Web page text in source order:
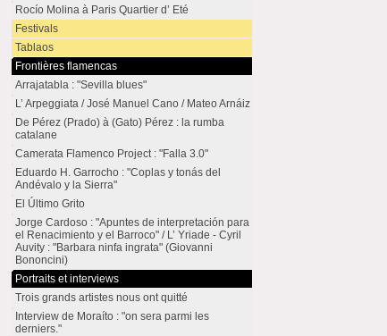
Rocío Molina à Paris Quartier d’ Eté
Festivals
Tablaos
Frontières flamencas
Arrajatabla : "Sevilla blues"
L’ Arpeggiata / José Manuel Cano / Mateo Arnáiz
De Pérez (Prado) à (Gato) Pérez : la rumba
catalane
Camerata Flamenco Project : "Falla 3.0"
Eduardo H. Garrocho : "Coplas y tonás del
Andévalo y la Sierra"
El Último Grito
Jorge Cardoso : "Apuntes de interpretación para
el Renacimiento y el Barroco" / L’ Yriade - Cyril
Auvity : "Barbara ninfa ingrata" (Giovanni
Bononcini)
Portraits et interviews
Trois grands artistes nous ont quitté
Interview de Moraíto : "on sera parmi les
derniers."